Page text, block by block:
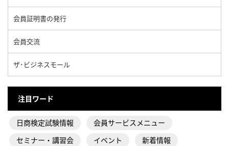
会員証明書の発行
会員交流
ザ･ビジネスモール
注目ワード
日商検定試験情報
会員サービスメニュー
セミナー・講習会
イベント
新着情報